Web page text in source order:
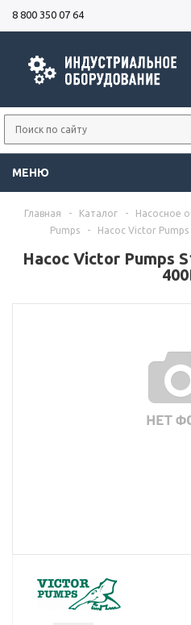
8 800 350 07 64
МЕНЮ
Главная - Каталог - Насосное
Pumps
- Насос Victor Pumps
Насос Victor Pumps